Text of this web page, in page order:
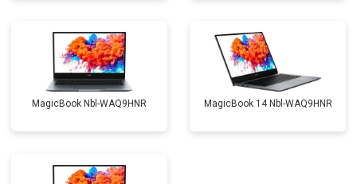
MagicBook Nbl-WAQ9HNR MagicBook 14 Nbl-WAQ9HNR